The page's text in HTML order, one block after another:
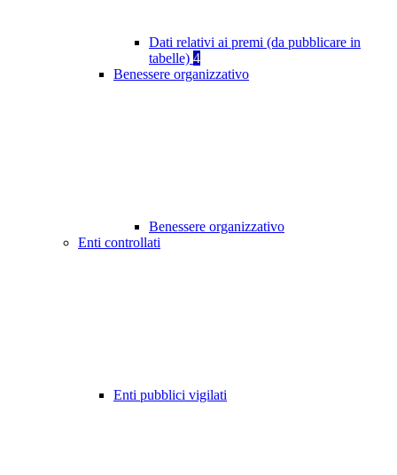
Dati relativi ai premi (da pubblicare in
tabelle) 4
Benessere organizzativo
Benessere organizzativo
Enti controllati
Enti pubblici vigilati